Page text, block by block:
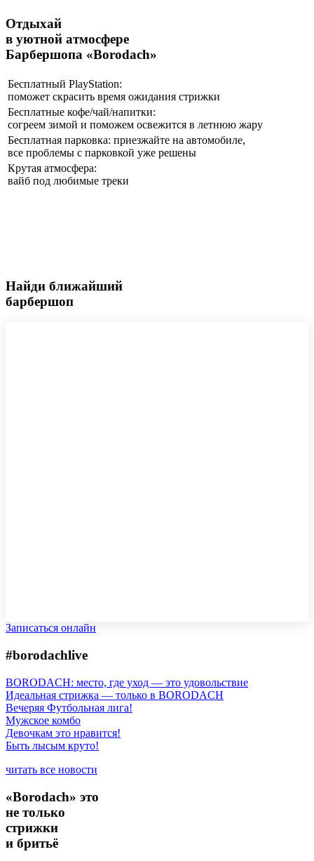
Отдыхай
в уютной атмосфере
Барбершопа «Borodach»
Бесплатный PlayStation:
поможет скрасить время ожидания стрижки
Бесплатные кофе/чай/напитки:
согреем зимой и поможем освежится в летнюю жару
Бесплатная парковка: приезжайте на автомобиле,
все проблемы с парковкой уже решены
Крутая атмосфера:
вайб под любимые треки
Найди ближайший
барбершоп
Записаться онлайн
#borodachlive
BORODACH: место, где уход — это удовольствие
Идеальная стрижка — только в BORODACH
Вечеряя Футбольная лига!
Мужское комбо
Девочкам это нравится!
Быть лысым круто!
читать все новости
«Borodach» это
не только
стрижки
и бритьё